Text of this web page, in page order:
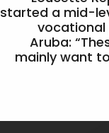
started a mid-
vocational
Aruba:
mainly want